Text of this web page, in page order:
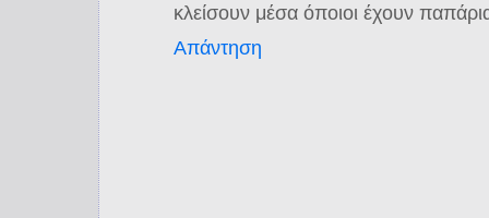
κλείσουν μέσα όποιοι έχουν
Απάντηση